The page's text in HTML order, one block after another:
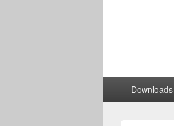
Downloads